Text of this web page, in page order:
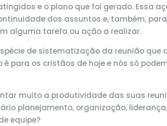
e o plano que foi gerado. Essa
dos assuntos e, também,
alguma tarefa ou ação a realizar.
de sistematização da reunião que
os cristãos de hoje e nós só
muito a produtividade das suas
planejamento, organização,
equipe?